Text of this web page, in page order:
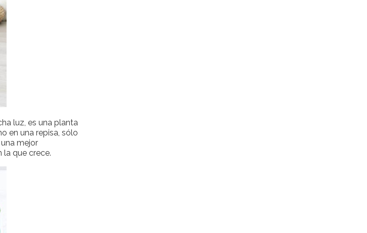
luz, es una planta
en una repisa, sólo
mejor
la que crece.